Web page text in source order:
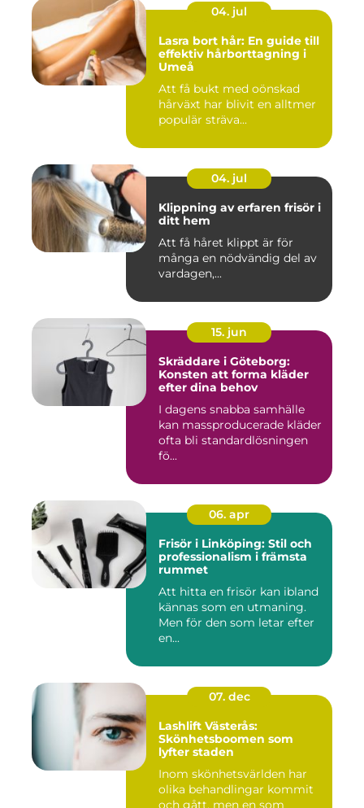
04. jul
Lasra bort hår: En guide till
effektiv hårborttagning i
Umeå
Att få bukt med oönskad
hårväxt har blivit en alltmer
populär sträva...
04. jul
Klippning av erfaren frisör i
ditt hem
Att få håret klippt är för
många en nödvändig del av
vardagen,...
15. jun
Skräddare i Göteborg:
Konsten att forma kläder
efter dina behov
I dagens snabba samhälle
kan massproducerade kläder
ofta bli standardlösningen
fö...
06. apr
Frisör i Linköping: Stil och
professionalism i främsta
rummet
Att hitta en frisör kan ibland
kännas som en utmaning.
Men för den som letar efter
en...
07. dec
Lashlift Västerås:
Skönhetsboomen som
lyfter staden
Inom skönhetsvärlden har
olika behandlingar kommit
och gått, men en som